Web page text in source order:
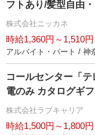
フトあり/髪型自由
株式会社ニッカネ
時給1,360円～1,510円
アルバイト・パート / 神
コールセンター「
電のみ カタログギ
株式会社ラブキャリア
時給1,500円～1,800円